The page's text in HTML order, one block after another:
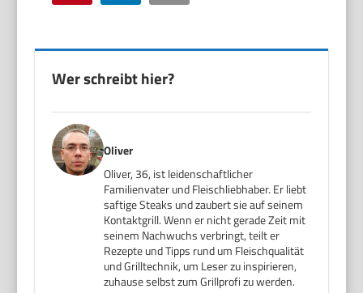
Wer schreibt hier?
Oliver
Oliver, 36, ist leidenschaftlicher
Familienvater und Fleischliebhaber. Er liebt
saftige Steaks und zaubert sie auf seinem
Kontaktgrill. Wenn er nicht gerade Zeit mit
seinem Nachwuchs verbringt, teilt er
Rezepte und Tipps rund um Fleischqualität
und Grilltechnik, um Leser zu inspirieren,
zuhause selbst zum Grillprofi zu werden.